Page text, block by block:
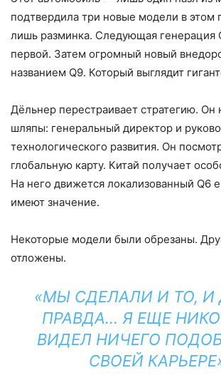
подтвердила три новые модели в этом
лишь разминка. Следующая генерация
первой. Затем огромный новый
названием Q9. Который выглядит
Дёльнер перестраивает стратегию. Он
шляпы: генеральный директор и
технологического развития. Он
глобальную карту. Китай получает
На него движется локализованный
имеют значение.
Некоторые модели были обрезаны.
отложены.
«МЫ СДЕЛАЛИ И ТО, И
ПРАВДА… Я ЕЩЕ
ВИДЕЛ НИЧЕГО
СВОЕЙ